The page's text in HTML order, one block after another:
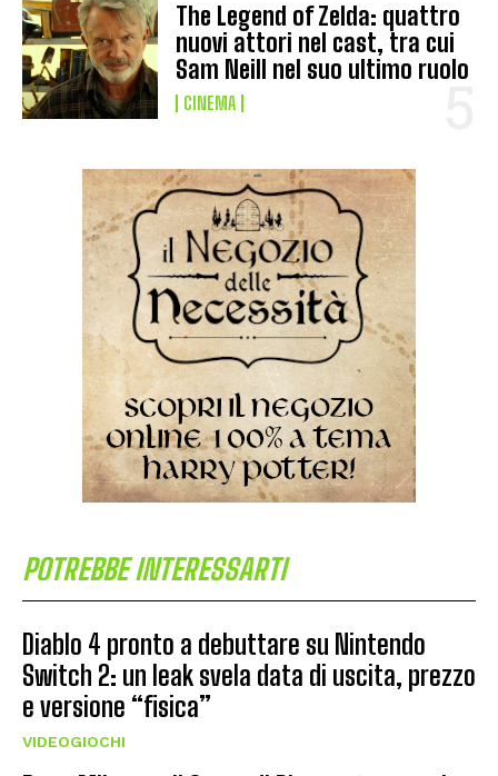
The Legend of Zelda: quattro
nuovi attori nel cast, tra cui
Sam Neill nel suo ultimo ruolo
CINEMA
POTREBBE INTERESSARTI
Diablo 4 pronto a debuttare su Nintendo
Switch 2: un leak svela data di uscita, prezzo
e versione “fisica”
VIDEOGIOCHI